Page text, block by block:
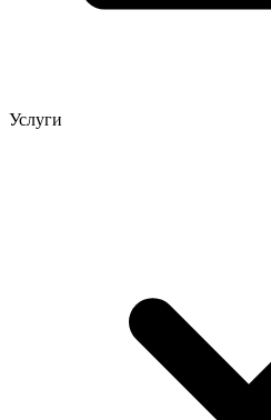
Услуги